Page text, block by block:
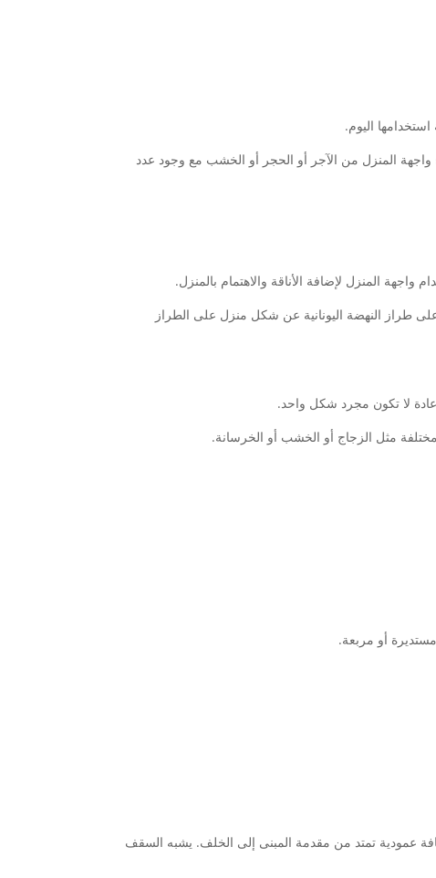
اليوم.
واجهة المنزل من الآجر أو الحجر أو الخشب مع وجود عدد
المنزل لإضافة الأناقة والاهتمام بالمنزل.
طراز النهضة اليونانية عن شكل منزل على الطراز
لا تكون مجرد شكل واحد.
مثل الزجاج أو الخشب أو الخرسانة.
أو مربعة.
عمودية تمتد من مقدمة المبنى إلى الخلف. يشبه السقف